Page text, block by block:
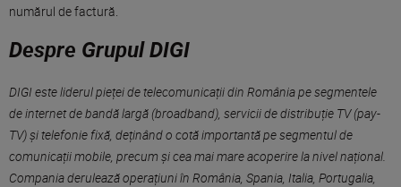
numărul de factură.
Despre Grupul DIGI
DIGI este liderul pieței de telecomunicații din România pe segmentele
de internet de bandă largă (broadband), servicii de distribuție TV (pay-
TV) și telefonie fixă, deținând o cotă importantă pe segmentul de
comunicații mobile, precum și cea mai mare acoperire la nivel național.
Compania derulează operațiuni în România, Spania, Italia, Portugalia,